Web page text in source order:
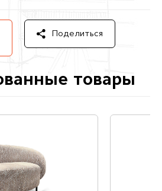
Поделиться
товары